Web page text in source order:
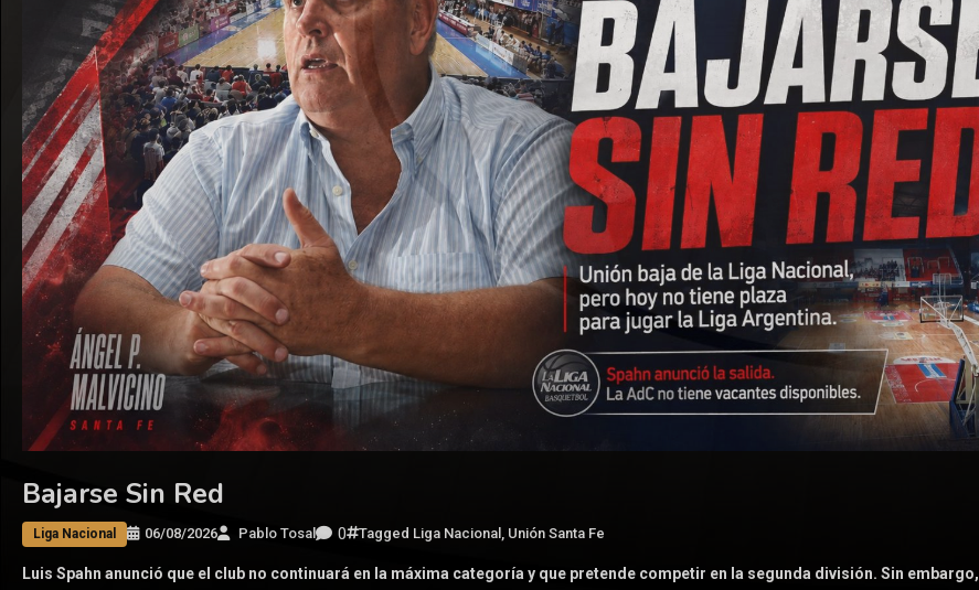
Bajarse Sin Red
Liga Nacional 06/08/2026 Pablo Tosal 0 Tagged Liga Nacional , Unión Santa Fe
Luis Spahn anunció que el club no continuará en la máxima categoría y que pretende competir en la segunda división. Sin embargo,